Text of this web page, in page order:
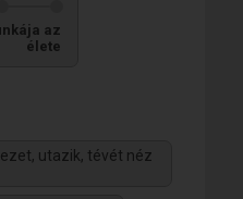
az
élete
utazik, tévét néz